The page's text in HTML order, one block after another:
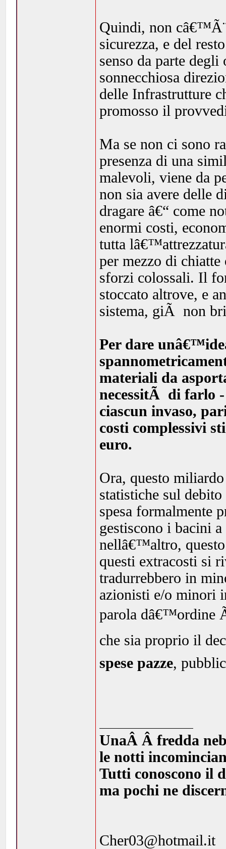
Quindi, non
sicurezza, e del
senso da parte
sonnecchiosa
delle Infrastrutture
promosso il
Ma se non ci sono
presenza di una
malevoli, viene da
non sia avere delle
dragare â€“ come
enormi costi,
tutta
per mezzo di
sforzi colossali. Il
stoccato altrove, e
sistema, giÃ non
Per dare
materiali da
necessitÃ di farlo
ciascun invaso,
costi complessivi
euro.
Ora, questo
statistiche sul
spesa formalmente
gestiscono i bacini
nellâ€™altro,
questi extracosti si
tradurrebbero in
azionisti e/o minori
parola dâ€™ordine
che sia proprio il
spese pazze,
UnaÂ Â fredda
le notti
Tutti conoscono il
ma pochi ne
Cher03@hotmail.it